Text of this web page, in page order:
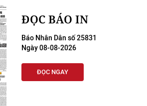
ĐỌC BÁO IN
Báo Nhân Dân số 25831
Ngày 08-08-2026
ĐỌC NGAY